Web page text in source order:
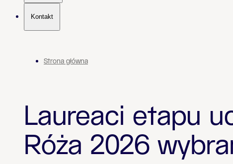
Kontakt
Strona główna
Laureaci etapu
Róża 2026